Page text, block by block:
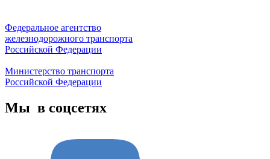
Федеральное агентство
железнодорожного транспорта
Российской Федерации
Министерство транспорта
Российской Федерации
Мы в соцсетях